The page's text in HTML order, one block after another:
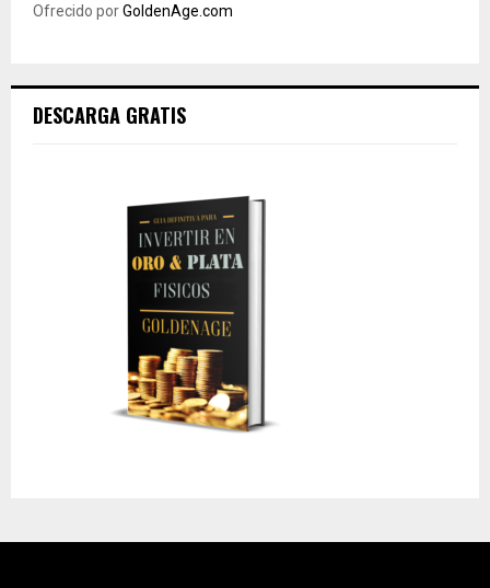
Ofrecido porGoldenAge.com
DESCARGA GRATIS